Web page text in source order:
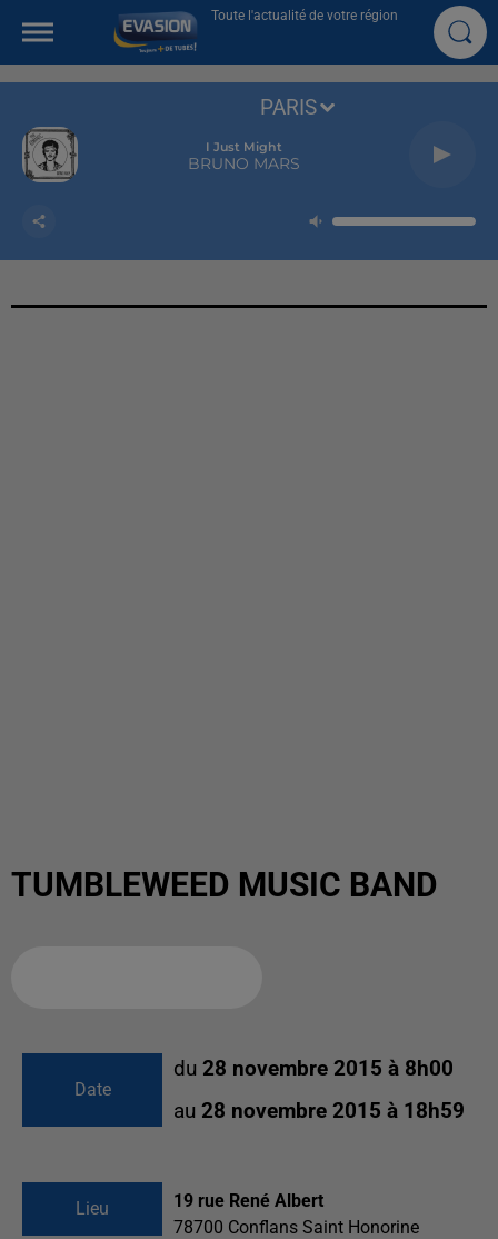
Toute l'actualité de votre région
Shallow
LADY GAGA ET BRADLEY COOPER
PARIS
TUMBLEWEED MUSIC BAND
Date
du 28 novembre 2015 à 8h00
au 28 novembre 2015 à 18h59
Lieu
19 rue René Albert
78700 Conflans Saint Honorine